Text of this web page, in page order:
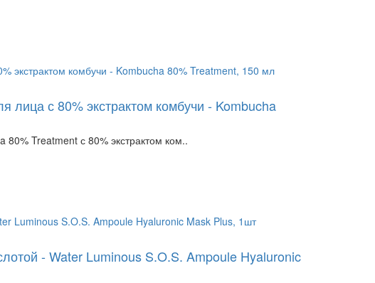
лица с 80% экстрактом комбучи - Kombucha
Treatment с 80% экстрактом ком..
- Water Luminous S.O.S. Ampoule Hyaluronic